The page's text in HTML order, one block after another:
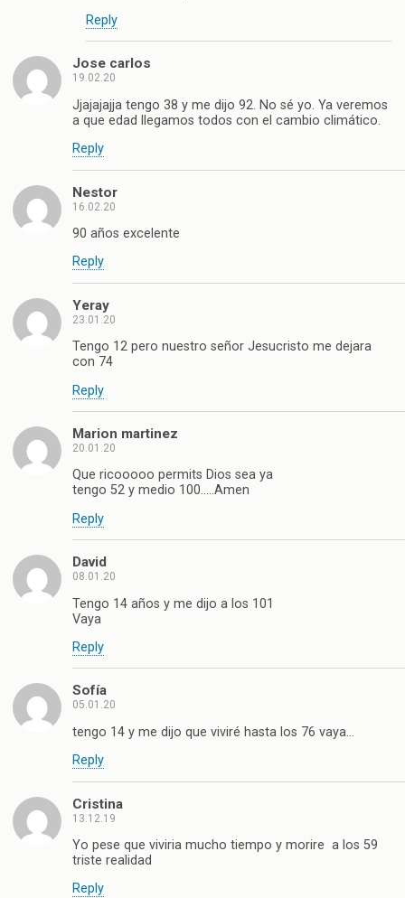
Reply
Jose carlos
19.02.20
Jjajajajja tengo 38 y me dijo 92. No sé yo. Ya veremos
a que edad llegamos todos con el cambio climático.
Reply
Nestor
16.02.20
90 años excelente
Reply
Yeray
23.01.20
Tengo 12 pero nuestro señor Jesucristo me dejara
con 74
Reply
Marion martinez
20.01.20
Que ricooooo permits Dios sea ya
tengo 52 y medio 100…..Amen
Reply
David
08.01.20
Tengo 14 años y me dijo a los 101
Vaya
Reply
Sofía
05.01.20
tengo 14 y me dijo que viviré hasta los 76 vaya…
Reply
Cristina
13.12.19
Yo pese que viviria mucho tiempo y morire a los 59
triste realidad
Reply